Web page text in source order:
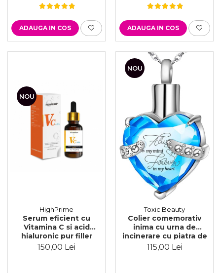
ADAUGA IN COS ADAUGA IN COS
NOU
HighPrime
Serum eficient cu
Vitamina C si acid
hialuronic pur filler
pentru lifting si umplere
riduri VC+Ha, 30 ml
150,00 Lei
NOU
Toxic Beauty
Colier comemorativ
inima cu urna de
incinerare cu piatra de
zirconiu din oțel
inoxidabil, albastru
115,00 Lei